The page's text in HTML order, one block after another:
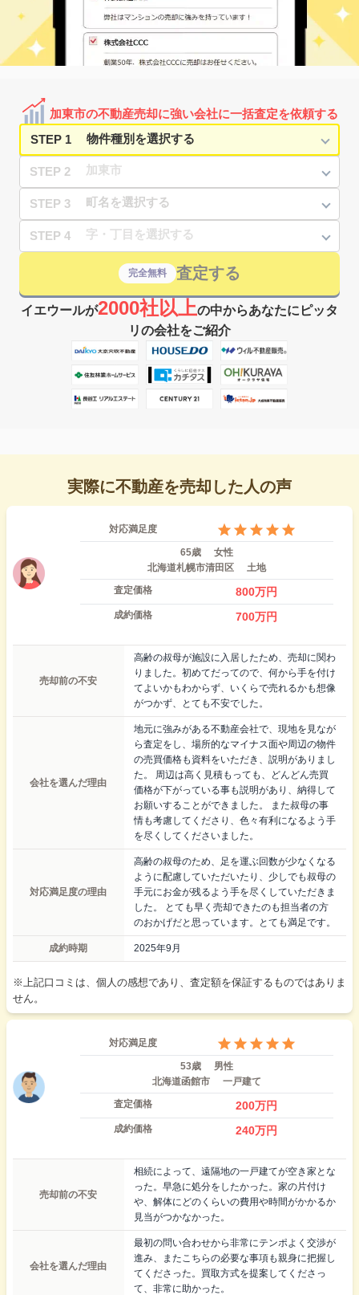
加東市の不動産売却に強い会社に一括査定を依頼する
STEP 1
STEP 2
STEP 3
STEP 4
完全無料 査定する
イエウールが2000社以上の中からあなたにピッタ
リの会社をご紹介
実際に不動産を売却した人の声
対応満足度
65歳
女性
北海道札幌市清田区
土地
査定価格
800万円
成約価格 700万円
売却前の不安
高齢の叔母が施設に入居したため、売却に関わ
りました。初めてだってので、何から手を付け
てよいかもわからず、いくらで売れるかも想像
がつかず、とても不安でした。
会社を選んだ理由
地元に強みがある不動産会社で、現地を見なが
ら査定をし、場所的なマイナス面や周辺の物件
の売買価格も資料をいただき、説明がありまし
た。 周辺は高く見積もっても、どんどん売買
価格が下がっている事も説明があり、納得して
お願いすることができました。 また叔母の事
情も考慮してくださり、色々有利になるよう手
を尽くしてくださいました。
対応満足度の理由
高齢の叔母のため、足を運ぶ回数が少なくなる
ように配慮していただいたり、少しでも叔母の
手元にお金が残るよう手を尽くしていただきま
した。 とても早く売却できたのも担当者の方
のおかげだと思っています。とても満足です。
成約時期 2025年9月
※上記口コミは、個人の感想であり、査定額を保証するものではありま
せん。
対応満足度
53歳
男性
北海道函館市
一戸建て
査定価格
200万円
成約価格 240万円
売却前の不安
相続によって、遠隔地の一戸建てが空き家とな
った。早急に処分をしたかった。家の片付け
や、解体にどのくらいの費用や時間がかかるか
見当がつかなかった。
会社を選んだ理由
最初の問い合わせから非常にテンポよく交渉が
進み、またこちらの必要な事項も親身に把握し
てくださった。買取方式を提案してくださっ
て、非常に助かった。